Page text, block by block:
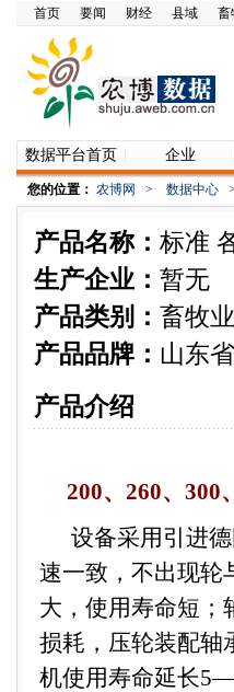
首页 要闻 财经 县域 畜
数据平台首页 企业
您的位置： 农博网 > 数据中心 >
产品名称： 标准
生产企业： 暂无
产品类别： 畜牧
产品品牌： 山东
产品介绍
200、 260、 300、
设备采用引进
速一致，不出现轮
大，使用寿命短；
损耗，压轮装配轴
机使用寿命延长5—